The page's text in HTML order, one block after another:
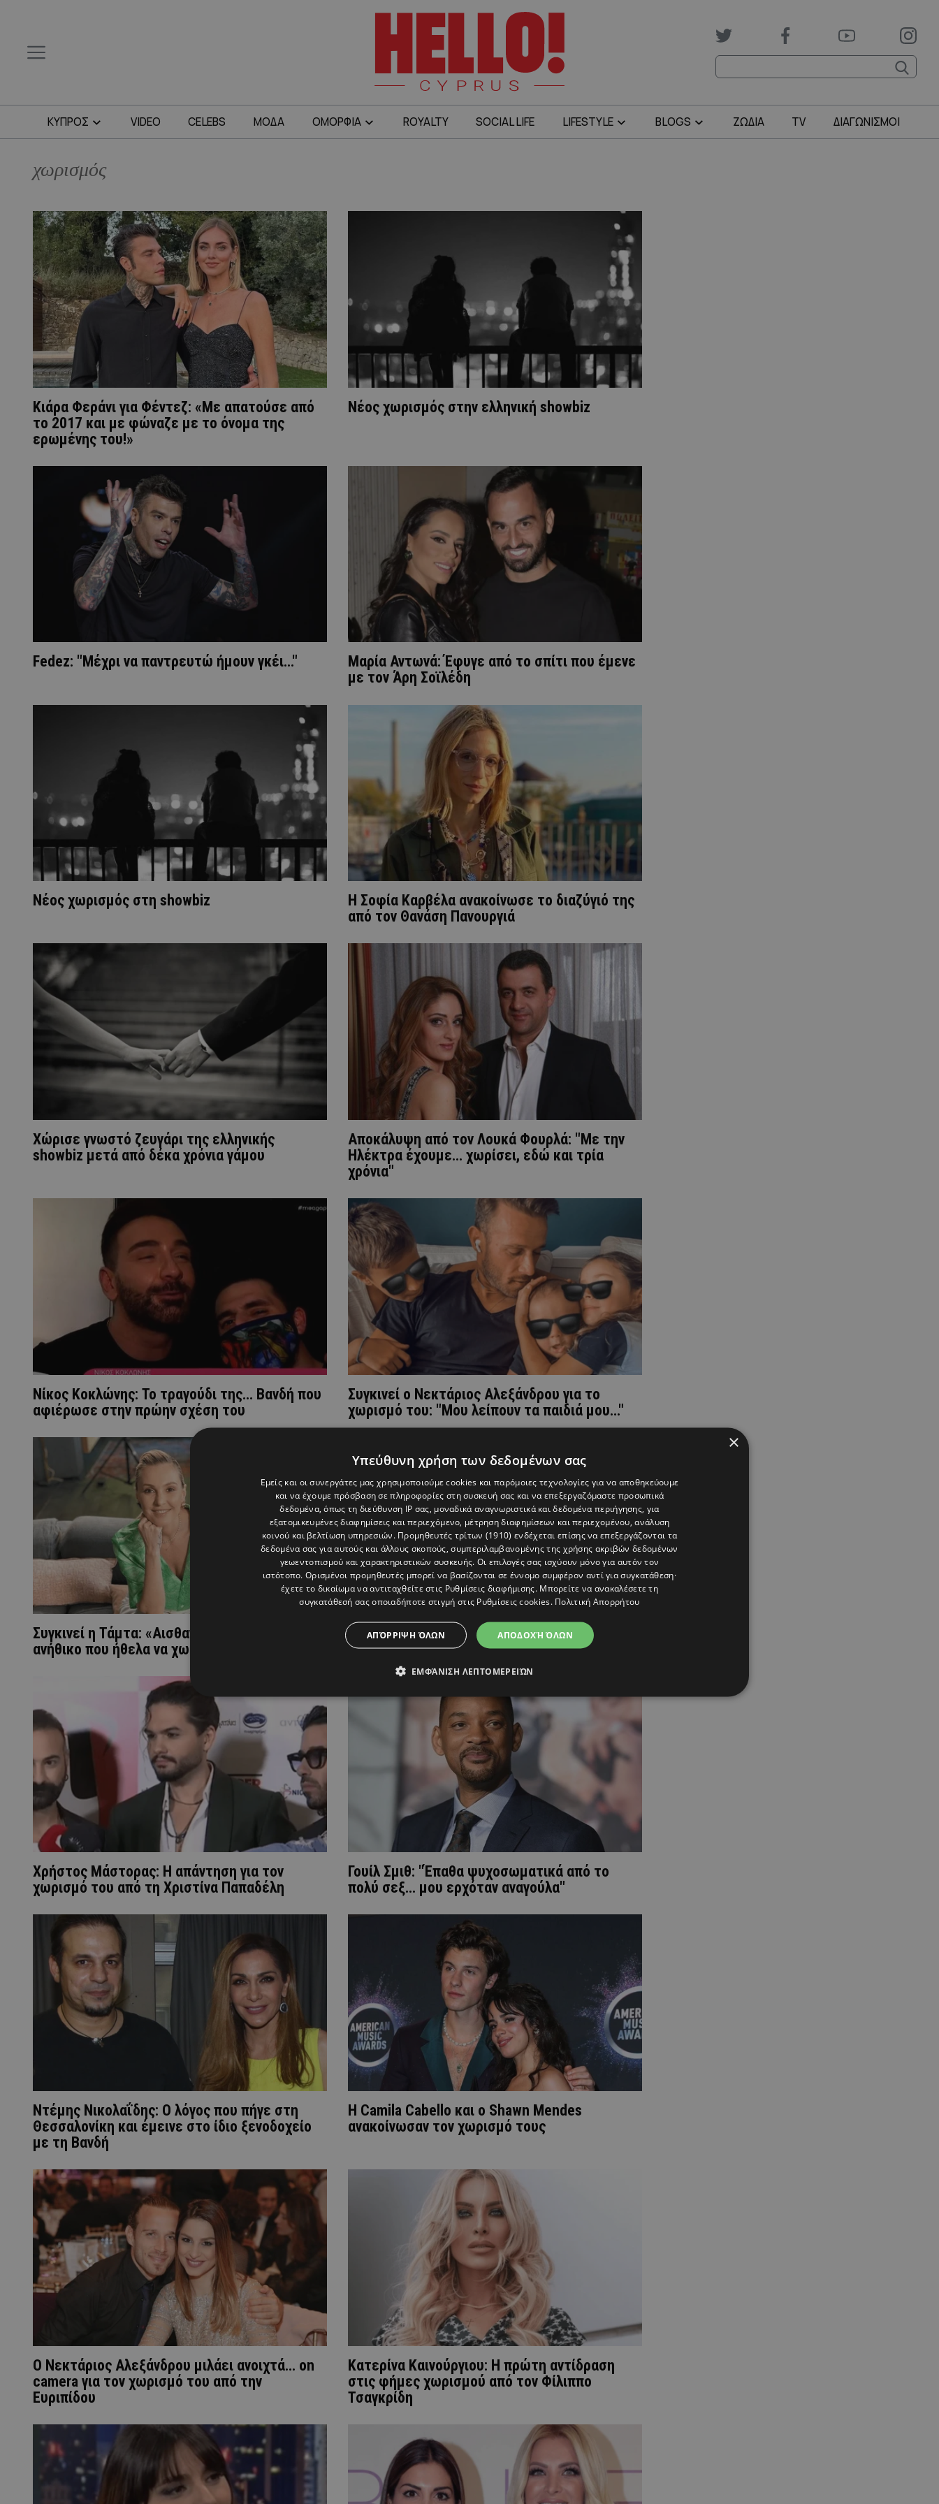
ΚΥΠΡΟΣ VIDEO CELEBS ΜΟΔΑ ΟΜΟΡΦΙΑ ROYALTY SOCIAL LIFE LIFESTYLE BLOGS ΖΩΔΙΑ TV ΔΙΑΓΩΝΙΣΜΟΙ
χωρισμός
Κιάρα Φεράνι για Φέντεζ: «Με απατούσε από
το 2017 και με φώναζε με το όνομα της
ερωμένης του!»
Νέος χωρισμός στην ελληνική showbiz
Fedez: "Μέχρι να παντρευτώ ήμουν γκέι..."
Μαρία Αντωνά: Έφυγε από το σπίτι που έμενε
με τον Άρη Σοϊλέδη
Νέος χωρισμός στη showbiz
Η Σοφία Καρβέλα ανακοίνωσε το διαζύγιό της
από τον Θανάση Πανουργιά
Χώρισε γνωστό ζευγάρι της ελληνικής
showbiz μετά από δέκα χρόνια γάμου
Αποκάλυψη από τον Λουκά Φουρλά: "Με την
Hλέκτρα έχουμε... χωρίσει, εδώ και τρία
χρόνια"
Νίκος Κοκλώνης: Το τραγούδι της... Βανδή που
αφιέρωσε στην πρώην σχέση του
Συγκινεί ο Νεκτάριος Αλεξάνδρου για το
χωρισμό του: "Μου λείπουν τα παιδιά μου..."
Συγκινεί η Τάμτα: «Αισθανόμουν ότι ήταν
ανήθικο που ήθελα να χωρίσω»
Η Super Κική χώρισε γιατί ο «καλός» της
πήγαινε με άλλες - Πώς το ανακάλυψε;
Χρήστος Μάστορας: Η απάντηση για τον
χωρισμό του από τη Χριστίνα Παπαδέλη
Γουίλ Σμιθ: "Έπαθα ψυχοσωματικά από το
πολύ σεξ... μου ερχόταν αναγούλα"
Ντέμης Νικολαΐδης: Ο λόγος που πήγε στη
Θεσσαλονίκη και έμεινε στο ίδιο ξενοδοχείο
με τη Βανδή
Η Camila Cabello και ο Shawn Mendes
ανακοίνωσαν τον χωρισμό τους
Ο Νεκτάριος Αλεξάνδρου μιλάει ανοιχτά... on
camera για τον χωρισμό του από την
Ευριπίδου
Κατερίνα Καινούργιου: Η πρώτη αντίδραση
στις φήμες χωρισμού από τον Φίλιππο
Τσαγκρίδη
×
Υπεύθυνη χρήση των δεδομένων σας
Εμείς και οι συνεργάτες μας χρησιμοποιούμε cookies και παρόμοιες τεχνολογίες για να αποθηκεύουμε
και να έχουμε πρόσβαση σε πληροφορίες στη συσκευή σας και να επεξεργαζόμαστε προσωπικά
δεδομένα, όπως τη διεύθυνση IP σας, μοναδικά αναγνωριστικά και δεδομένα περιήγησης, για
εξατομικευμένες διαφημίσεις και περιεχόμενο, μέτρηση διαφημίσεων και περιεχομένου, ανάλυση
κοινού και βελτίωση υπηρεσιών. Προμηθευτές τρίτων (1910) ενδέχεται επίσης να επεξεργάζονται τα
δεδομένα σας για αυτούς και άλλους σκοπούς, συμπεριλαμβανομένης της χρήσης ακριβών δεδομένων
γεωεντοπισμού και χαρακτηριστικών συσκευής. Οι επιλογές σας ισχύουν μόνο για αυτόν τον
ιστότοπο. Ορισμένοι προμηθευτές μπορεί να βασίζονται σε έννομο συμφέρον αντί για συγκατάθεση·
έχετε το δικαίωμα να αντιταχθείτε στις Ρυθμίσεις διαφήμισης. Μπορείτε να ανακαλέσετε τη
συγκατάθεσή σας οποιαδήποτε στιγμή στις Ρυθμίσεις cookies. Πολιτική Απορρήτου
ΑΠΟΔΟΧΉ ΌΛΩΝ
ΑΠΌΡΡΙΨΗ ΌΛΩΝ
ΕΜΦΆΝΙΣΗ ΛΕΠΤΟΜΕΡΕΙΏΝ